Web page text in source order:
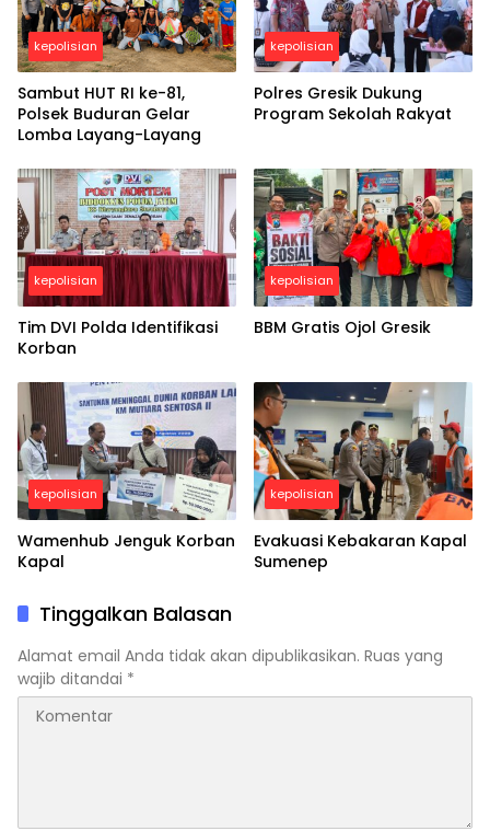
kepolisian
Sambut HUT RI ke-81,
Polsek Buduran Gelar
Lomba Layang-Layang
kepolisian
Polres Gresik Dukung
Program Sekolah Rakyat
kepolisian
Tim DVI Polda Identifikasi
Korban
kepolisian
BBM Gratis Ojol Gresik
kepolisian
Wamenhub Jenguk Korban
Kapal
kepolisian
Evakuasi Kebakaran Kapal
Sumenep
Tinggalkan Balasan
Alamat email Anda tidak akan dipublikasikan. Ruas yang
wajib ditandai *